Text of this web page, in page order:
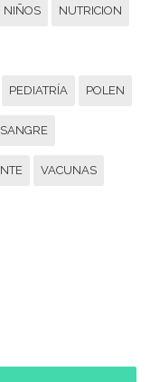
NIÑOS NUTRICION
PEDIATRÍA POLEN
SANGRE
VACUNAS